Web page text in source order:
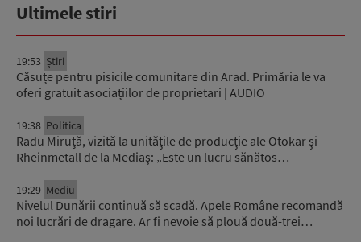
Ultimele stiri
19:53 Știri
Căsuțe pentru pisicile comunitare din Arad. Primăria le va
oferi gratuit asociațiilor de proprietari | AUDIO
19:38 Politica
Radu Miruță, vizită la unităţile de producţie ale Otokar şi
Rheinmetall de la Mediaș: „Este un lucru sănătos…
19:29 Mediu
Nivelul Dunării continuă să scadă. Apele Române recomandă
noi lucrări de dragare. Ar fi nevoie să plouă două-trei…